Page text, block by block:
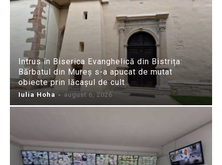
Intrus în Biserica Evanghelică din Bistrița:
Bărbatul din Mureș s-a apucat de mutat
obiecte prin lăcașul de cult
Iulia Hoha - august 6, 2026